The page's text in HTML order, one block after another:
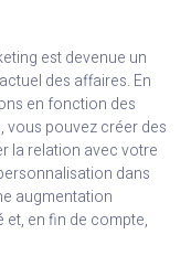
est devenue un
des affaires. En
en fonction des
vous pouvez créer des
la relation avec votre
dans
augmentation
et, en fin de compte,